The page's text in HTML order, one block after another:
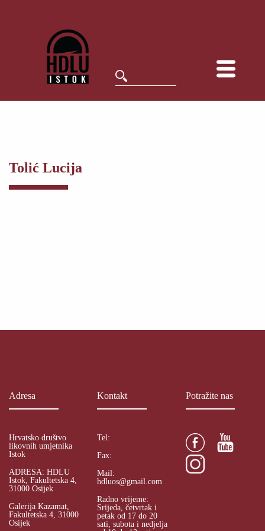
Tolić Lucija
Adresa
Hrvatsko društvo
likovnih umjetnika
Istok
ADRESA: HDLU
Istok, Fakultetska 4,
31000 Osijek
Galerija Kazamat,
Fakultetska 4, 31000
Osijek
Kontakt
Tel:
Fax:
Mail:
hdluos@gmail.com
Radno vrijeme:
Srijeda, četvrtak i
petak od 17 do 20
sati, subota i nedjelja
Potražite nas